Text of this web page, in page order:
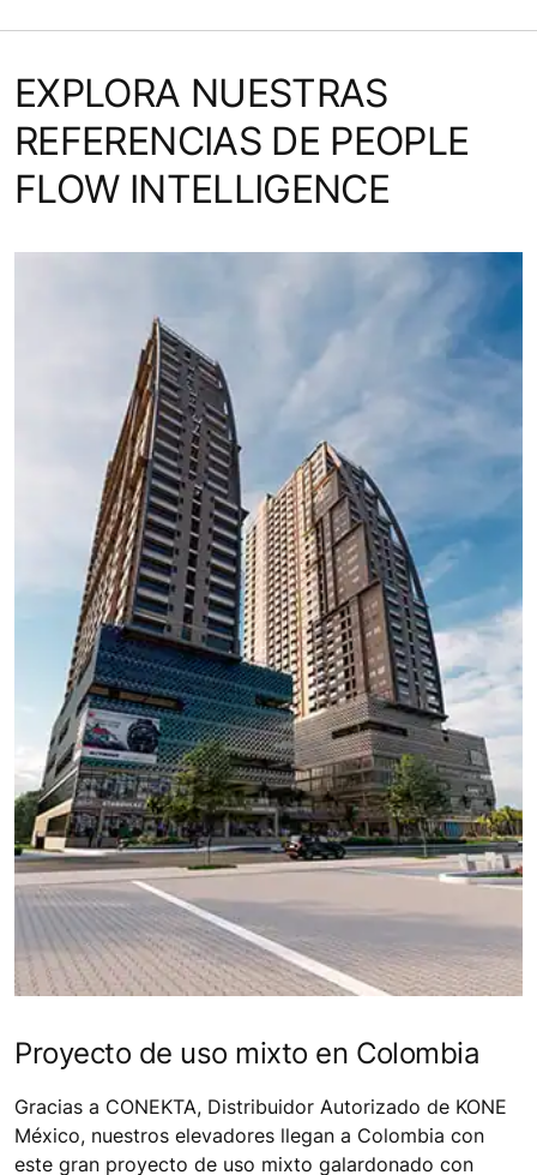
EXPLORA NUESTRAS
REFERENCIAS DE PEOPLE
FLOW INTELLIGENCE
Proyecto de uso mixto en Colombia
Gracias a CONEKTA, Distribuidor Autorizado de KONE
México, nuestros elevadores llegan a Colombia con
este gran proyecto de uso mixto galardonado con